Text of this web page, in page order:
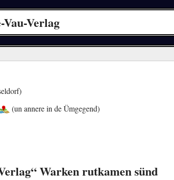
Verlag
(un annere in de Ümgegend)
Warken rutkamen sünd